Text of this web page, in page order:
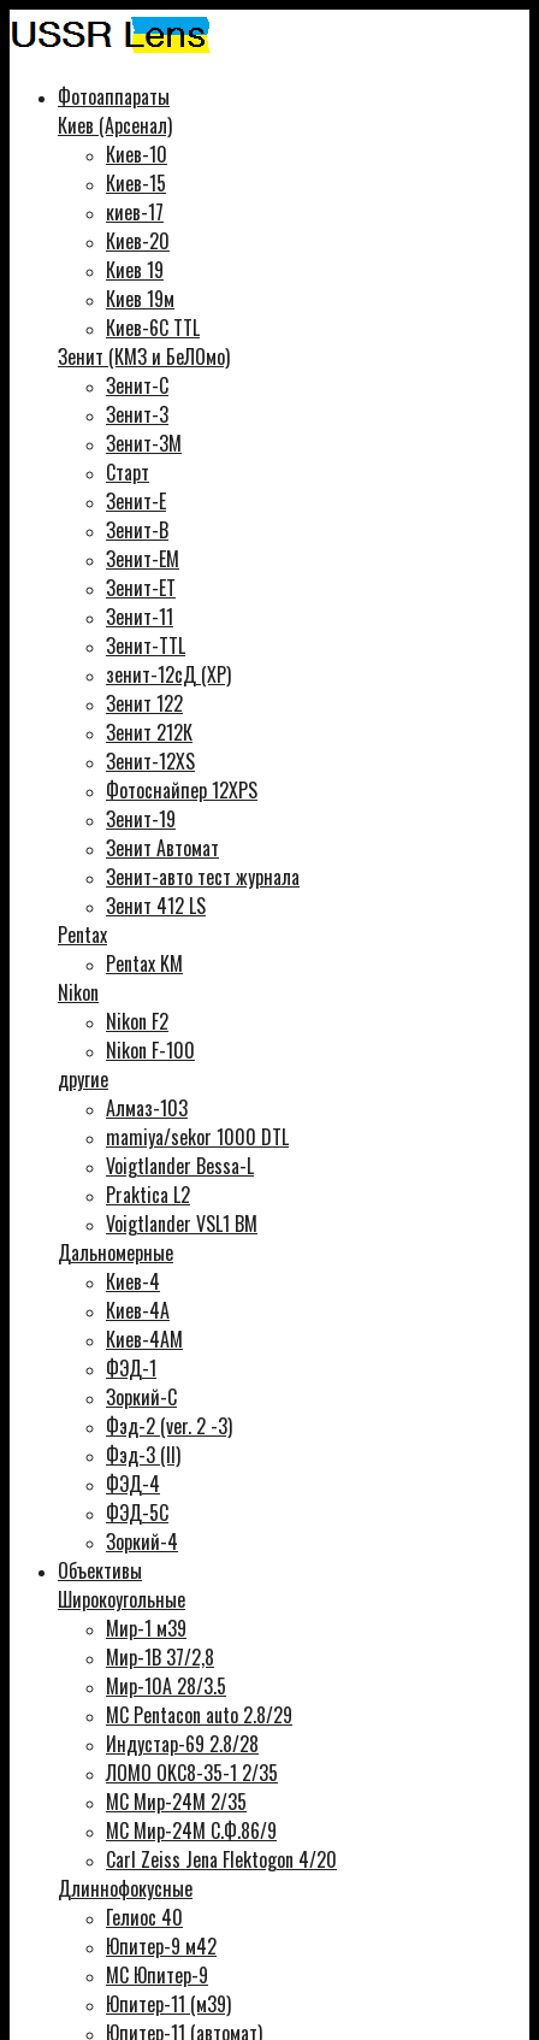
Фотоаппараты
Киев (Арсенал)
Киев-10
Киев-15
киев-17
Киев-20
Киев 19
Киев 19м
Киев-6С TTL
Зенит (КМЗ и БеЛОмо)
Зенит-С
Зенит-3
Зенит-3М
Старт
Зенит-Е
Зенит-В
Зенит-ЕМ
Зенит-ЕТ
Зенит-11
Зенит-TTL
зенит-12сД (XP)
Зенит 122
Зенит 212К
Зенит-12XS
Фотоснайпер 12XPS
Зенит-19
Зенит Автомат
Зенит-авто тест журнала
Зенит 412 LS
Pentax
Pentax KM
Nikon
Nikon F2
Nikon F-100
другие
Алмаз-103
mamiya/sekor 1000 DTL
Voigtlander Bessa-L
Praktica L2
Voigtlander VSL1 BM
Дальномерные
Киев-4
Киев-4А
Киев-4АМ
ФЭД-1
Зоркий-С
Фэд-2 (ver. 2 -3)
Фэд-3 (ll)
ФЭД-4
ФЭД-5С
Зоркий-4
Объективы
Широкоугольные
Мир-1 м39
Мир-1В 37/2,8
Мир-10А 28/3.5
MC Pentacon auto 2.8/29
Индустар-69 2.8/28
ЛОМО OKC8-35-1 2/35
МС Мир-24М 2/35
МС Мир-24М С.Ф.86/9
Carl Zeiss Jena Flektogon 4/20
Длиннофокусные
Гелиос 40
Юпитер-9 м42
МС Юпитер-9
Юпитер-11 (м39)
Юпитер-11 (автомат)